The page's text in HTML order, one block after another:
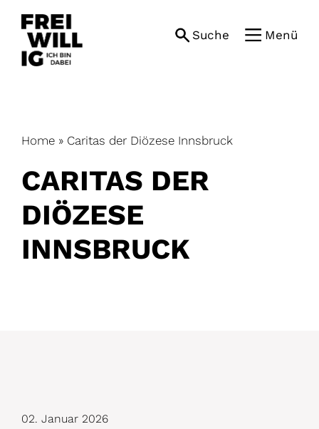
content
Suche Menü
Home » Caritas der Diözese Innsbruck
CARITAS DER
DIÖZESE
INNSBRUCK
D
02. Januar 2026